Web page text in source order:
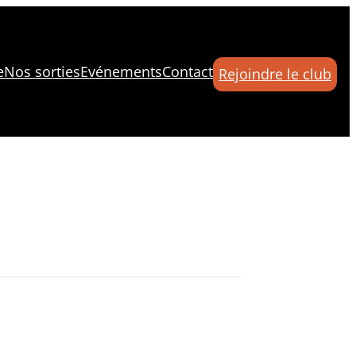
Nos sortiesEvénementsContact Rejoindre le club